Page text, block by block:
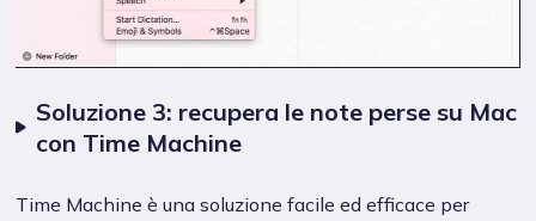
Soluzione 3: recupera le note perse su Mac
con Time Machine
Time Machine è una soluzione facile ed efficace per